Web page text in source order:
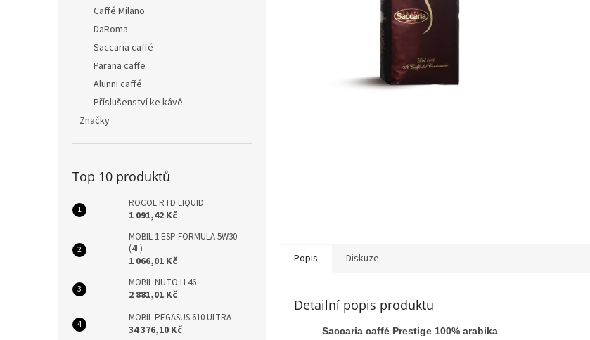
Caffé Milano
DaRoma
Saccaria caffé
Parana caffe
Alunni caffé
Příslušenství ke kávě
Značky
Top 10 produktů
ROCOL RTD LIQUID
1 091,42 Kč
MOBIL 1 ESP FORMULA 5W30
(4L)
1 066,01 Kč
MOBIL NUTO H 46
2 881,01 Kč
MOBIL PEGASUS 610 ULTRA
34 376,10 Kč
Popis Diskuze
Detailní popis produktu
Saccaria caffé Prestige 100% arabika